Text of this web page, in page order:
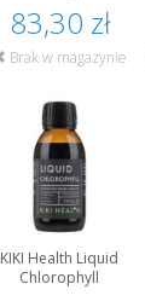
83,30 zł
Brak w magazynie
KIKI Health Liquid
Chlorophyll